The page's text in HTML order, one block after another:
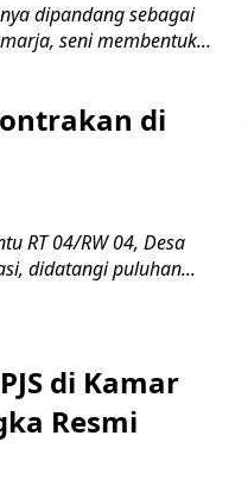
dipandang sebagai
seni membentuk...
di
RT 04/RW 04, Desa
didatangi puluhan...
di Kamar
Resmi